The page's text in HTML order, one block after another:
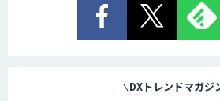
DXトレンドマガジ